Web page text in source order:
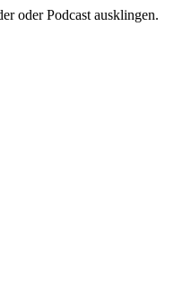
oder Podcast ausklingen.